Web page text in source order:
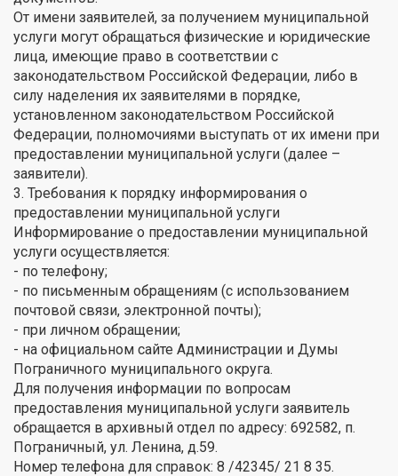
От имени заявителей, за получением муниципальной
услуги могут обращаться физические и юридические
лица, имеющие право в соответствии с
законодательством Российской Федерации, либо в
силу наделения их заявителями в порядке,
установленном законодательством Российской
Федерации, полномочиями выступать от их имени при
предоставлении муниципальной услуги (далее –
заявители).
3. Требования к порядку информирования о
предоставлении муниципальной услуги
Информирование о предоставлении муниципальной
услуги осуществляется:
- по телефону;
- по письменным обращениям (с использованием
почтовой связи, электронной почты);
- при личном обращении;
- на официальном сайте Администрации и Думы
Пограничного муниципального округа.
Для получения информации по вопросам
предоставления муниципальной услуги заявитель
обращается в архивный отдел по адресу: 692582, п.
Пограничный, ул. Ленина, д.59.
Номер телефона для справок: 8 /42345/ 21 8 35.